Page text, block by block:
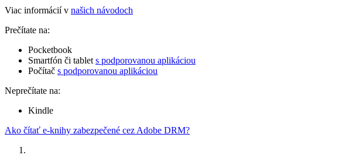
Viac informácií v našich návodoch
Prečítate na:
Pocketbook
Smartfón či tablet s podporovanou aplikáciou
Počítač s podporovanou aplikáciou
Neprečítate na:
Kindle
Ako čítať e-knihy zabezpečené cez Adobe DRM?